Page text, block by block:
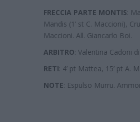
FRECCIA PARTE MONTIS:
Mandis (1’ st C. Maccioni),
Maccioni. All. Giancarlo Boi.
ARBITRO: Valentina Cadoni
RETI: 4’ pt Mattea, 15’ pt A.
NOTE: Espulso Murru.